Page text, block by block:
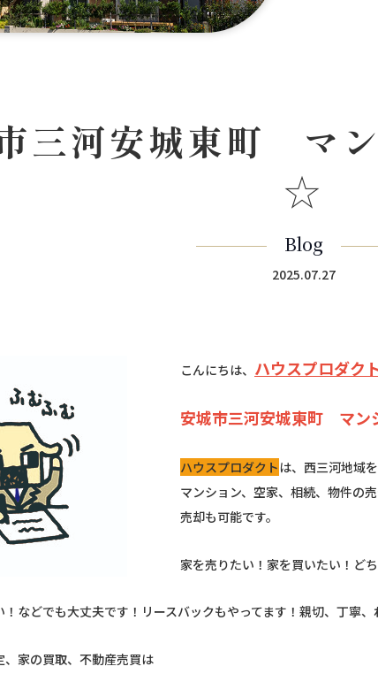
三河安城東町 マ
☆
Blog
2025.07.27
こんにちは、 ハウスプロダク
安城市三河安城東町 マン
ハウスプロダクトは、西三河地域
マンション、空家、相続、物件の
売却も可能です。
家を売りたい！家を買いたい！ど
などでも大丈夫です！リースバックもやってます！親切、丁寧、
、家の買取、不動産売買は